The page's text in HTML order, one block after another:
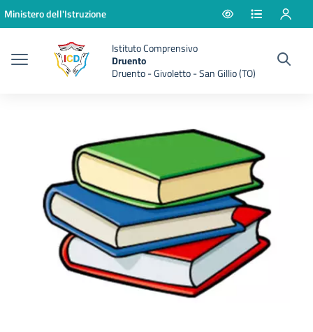
Vai ai contenuti
Vai al menu di navigazione
Vai al footer
Ministero dell'Istruzione
Istituto Comprensivo
Druento
Druento - Givoletto - San Gillio (TO)